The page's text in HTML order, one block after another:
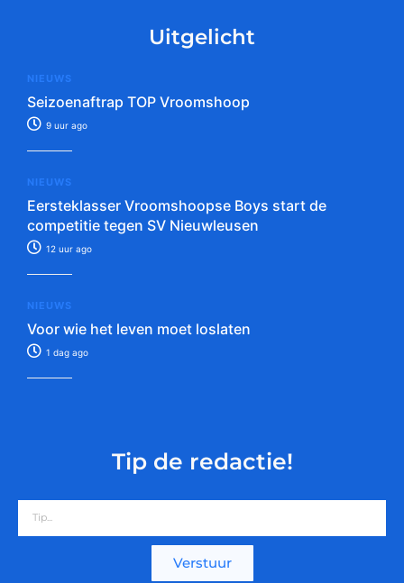
Uitgelicht
NIEUWS
Seizoenaftrap TOP Vroomshoop
9 uur ago
NIEUWS
Eersteklasser Vroomshoopse Boys start de
competitie tegen SV Nieuwleusen
12 uur ago
NIEUWS
Voor wie het leven moet loslaten
1 dag ago
Tip de redactie!
Verstuur